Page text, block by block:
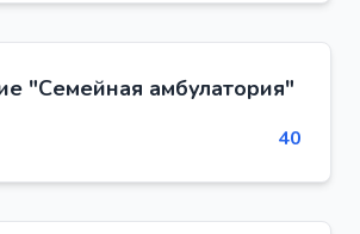
"Семейная амбулатория"
40